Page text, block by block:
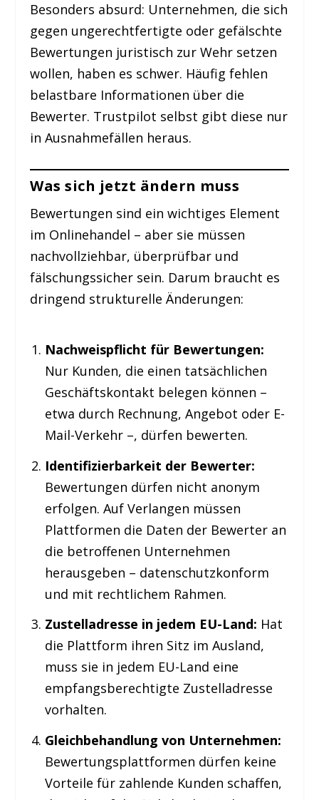
Besonders absurd: Unternehmen, die sich
gegen ungerechtfertigte oder gefälschte
Bewertungen juristisch zur Wehr setzen
wollen, haben es schwer. Häufig fehlen
belastbare Informationen über die
Bewerter. Trustpilot selbst gibt diese nur
in Ausnahmefällen heraus.
Was sich jetzt ändern muss
Bewertungen sind ein wichtiges Element
im Onlinehandel – aber sie müssen
nachvollziehbar, überprüfbar und
fälschungssicher sein. Darum braucht es
dringend strukturelle Änderungen:
Nachweispflicht für Bewertungen:
Nur Kunden, die einen tatsächlichen
Geschäftskontakt belegen können –
etwa durch Rechnung, Angebot oder E-
Mail-Verkehr –, dürfen bewerten.
Identifizierbarkeit der Bewerter:
Bewertungen dürfen nicht anonym
erfolgen. Auf Verlangen müssen
Plattformen die Daten der Bewerter an
die betroffenen Unternehmen
herausgeben – datenschutzkonform
und mit rechtlichem Rahmen.
Zustelladresse in jedem EU-Land: Hat
die Plattform ihren Sitz im Ausland,
muss sie in jedem EU-Land eine
empfangsberechtigte Zustelladresse
vorhalten.
Gleichbehandlung von Unternehmen:
Bewertungsplattformen dürfen keine
Vorteile für zahlende Kunden schaffen,